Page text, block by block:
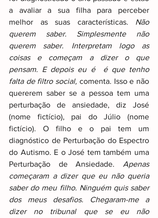
a avaliar a sua filha para perceber
melhor as suas características. Não
querem saber. Simplesmente não
querem saber. Interpretam logo as
coisas e começam a dizer o que
pensam. E depois eu é  é que tenho
falta de filtro social, comenta. Isso e não
quererem saber se a pessoa tem uma
perturbação de ansiedade, diz José
(nome fictício), pai do Júlio (nome
fictício). O filho e o pai tem um
diagnóstico de Perturbação do Espectro
do Autismo. E o José tem também uma
Perturbação de Ansiedade. Apenas
começaram a dizer que eu não queria
saber do meu filho. Ninguém quis saber
dos meus desafios. Chegaram-me a
dizer no tribunal que se eu não